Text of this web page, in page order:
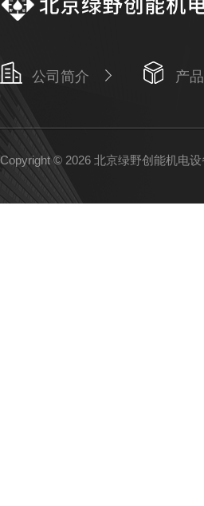
公司简介 产
Copyright © 2026 北京绿野创能机电